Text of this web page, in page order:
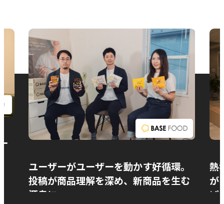
ユーザーがユーザーを動かす好循環。
投稿が商品理解を深め、新商品を生む
源泉に
熱
が
ぱ